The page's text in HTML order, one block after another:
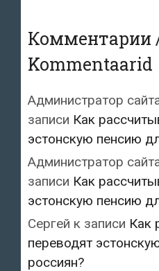
Комментарии
Kommentaarid
Администратор
записи Как
эстонскую пенсию
Администратор
записи Как
эстонскую пенсию
Сергей к записи Как
переводят
россиян?